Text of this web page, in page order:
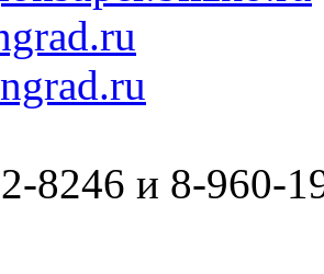
8246 и 8-960-